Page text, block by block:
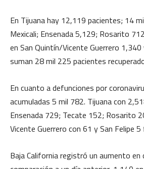
En Tijuana hay 12,119 pacientes; 14
Mexicali; Ensenada 5,129; Rosarito
en San Quintín/Vicente Guerrero 1,340
suman 28 mil 225 pacientes
En cuanto a defunciones por
acumuladas 5 mil 782. Tijuana con
Ensenada 729; Tecate 152; Rosarito
Vicente Guerrero con 61 y San Felipe
Baja California registró un aumento